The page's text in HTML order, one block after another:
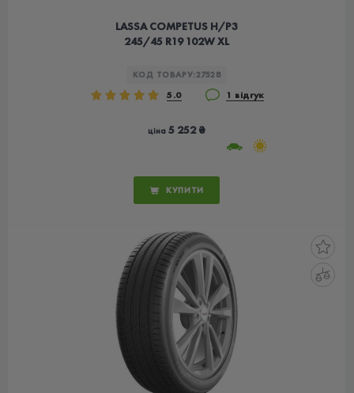
LASSA COMPETUS H/P3
245/45 R19 102W XL
КОД ТОВАРУ:27528
5.0 1 відгук
ціна 5 252 ₴
КУПИТИ